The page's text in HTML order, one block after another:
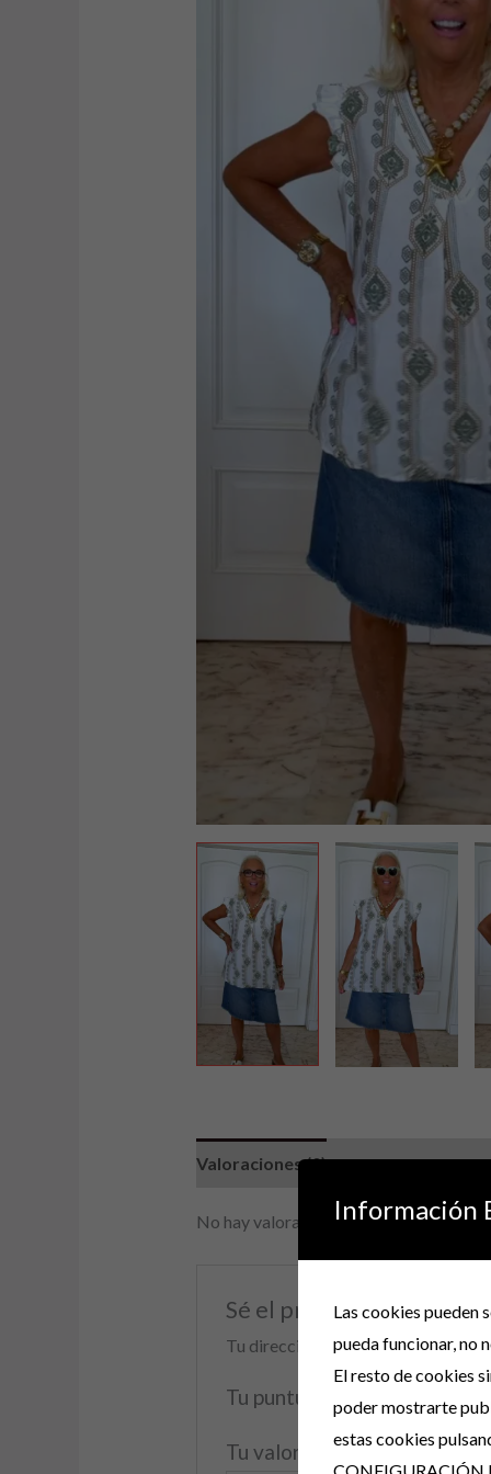
Valoraciones (0)
No hay valoraciones aún.
Sé el primero en valorar
Tu dirección de correo electrónico
Tu puntuación*
Tu valoración*
Información
Las cookies pueden
pueda funcionar, no
El resto de cookies
poder mostrarte
estas cookies